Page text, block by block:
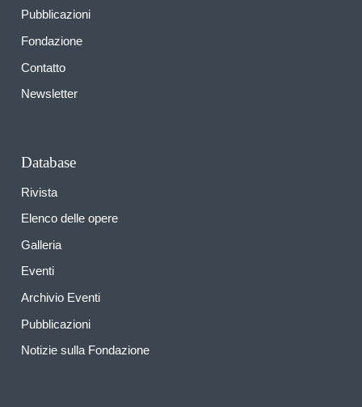
Pubblicazioni
Fondazione
Contatto
Newsletter
Database
Rivista
Elenco delle opere
Galleria
Eventi
Archivio Eventi
Pubblicazioni
Notizie sulla Fondazione